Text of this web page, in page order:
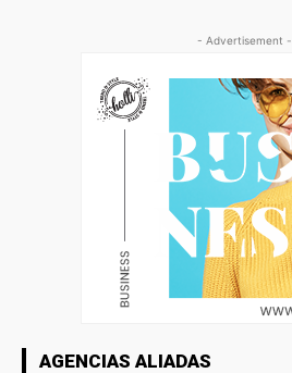
- Advertisement -
AGENCIAS ALIADAS